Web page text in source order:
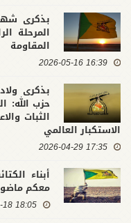
بذكرى
المرحلة
المقاومة
16:39 2026-05-16
بذكرى
حزب الله:
الثبات
الاستكبار العالمي
17:35 2026-04-29
أبناء
معكم
18:05 2026-04-18